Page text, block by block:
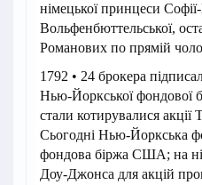
німецької принцеси
Вольфенбюттельської,
Романових по прямій
1792 • 24 брокера
Нью-Йоркської фондової
стали котирувалися
Сьогодні Нью-Йоркська
фондова біржа США; на
Доу-Джонса для акцій